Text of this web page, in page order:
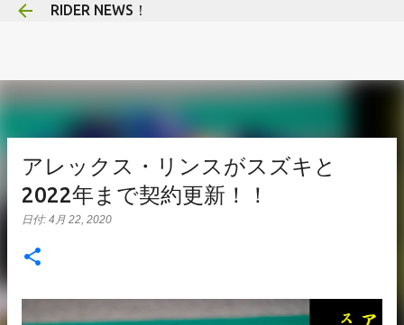
RIDER NEWS！
アレックス・リンスがスズキと
2022年まで契約更新！！
日付: 4月 22, 2020